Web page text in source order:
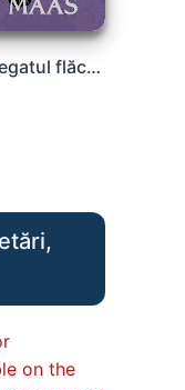
Sarah J. Maas- Regatul flăcărilor argintii vol.4 gratis .PDF
on the